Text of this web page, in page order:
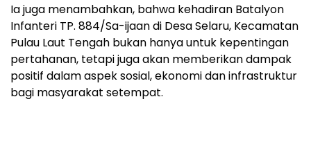
Ia juga menambahkan, bahwa kehadiran Batalyon
Infanteri TP. 884/Sa-ijaan di Desa Selaru, Kecamatan
Pulau Laut Tengah bukan hanya untuk kepentingan
pertahanan, tetapi juga akan memberikan dampak
positif dalam aspek sosial, ekonomi dan infrastruktur
bagi masyarakat setempat.